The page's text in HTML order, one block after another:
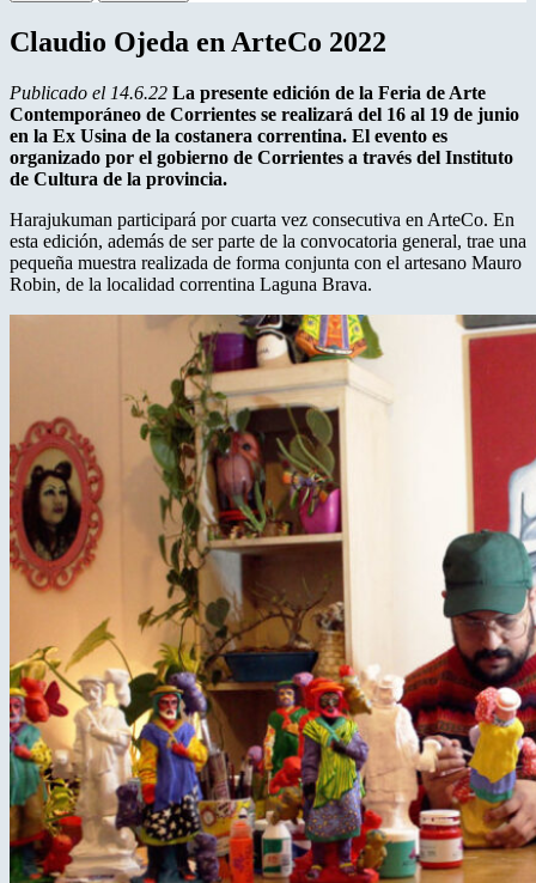
Claudio Ojeda en ArteCo 2022
Publicado el 14.6.22 La presente edición de la Feria de Arte
Contemporáneo de Corrientes se realizará del 16 al 19 de junio
en la Ex Usina de la costanera correntina. El evento es
organizado por el gobierno de Corrientes a través del Instituto
de Cultura de la provincia.
Harajukuman participará por cuarta vez consecutiva en ArteCo. En
esta edición, además de ser parte de la convocatoria general, trae una
pequeña muestra realizada de forma conjunta con el artesano Mauro
Robin, de la localidad correntina Laguna Brava.